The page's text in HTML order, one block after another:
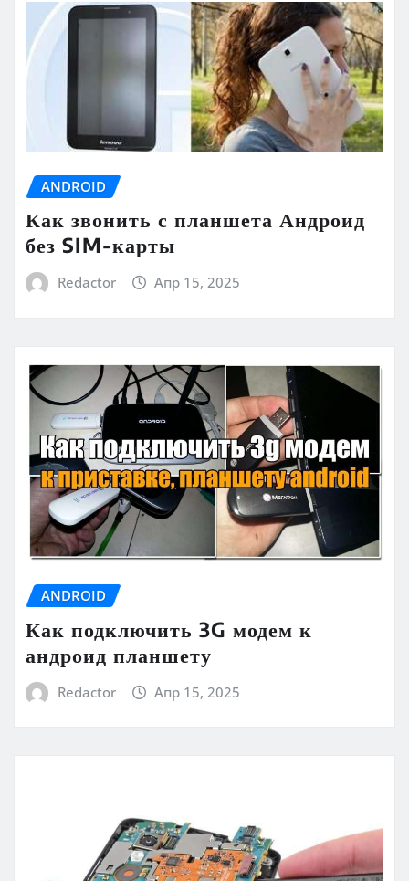
ANDROID
Как звонить с планшета Андроид
без SIM-карты
Redactor Апр 15, 2025
ANDROID
Как подключить 3G модем к
андроид планшету
Redactor Апр 15, 2025